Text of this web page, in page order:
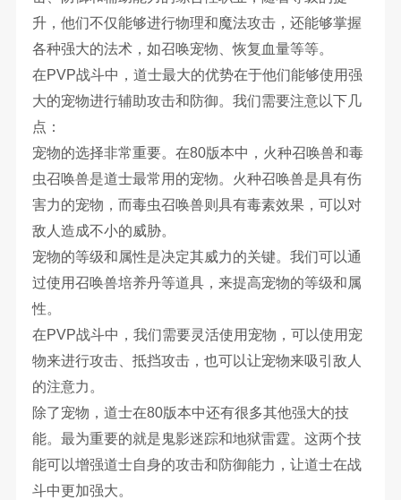
升，他们不仅能够进行物理和魔法攻击，还能够掌握
各种强大的法术，如召唤宠物、恢复血量等等。
在PVP战斗中，道士最大的优势在于他们能够使用强
大的宠物进行辅助攻击和防御。我们需要注意以下几
点：
宠物的选择非常重要。在80版本中，火种召唤兽和毒
虫召唤兽是道士最常用的宠物。火种召唤兽是具有伤
害力的宠物，而毒虫召唤兽则具有毒素效果，可以对
敌人造成不小的威胁。
宠物的等级和属性是决定其威力的关键。我们可以通
过使用召唤兽培养丹等道具，来提高宠物的等级和属
性。
在PVP战斗中，我们需要灵活使用宠物，可以使用宠
物来进行攻击、抵挡攻击，也可以让宠物来吸引敌人
的注意力。
除了宠物，道士在80版本中还有很多其他强大的技
能。最为重要的就是鬼影迷踪和地狱雷霆。这两个技
能可以增强道士自身的攻击和防御能力，让道士在战
斗中更加强大。